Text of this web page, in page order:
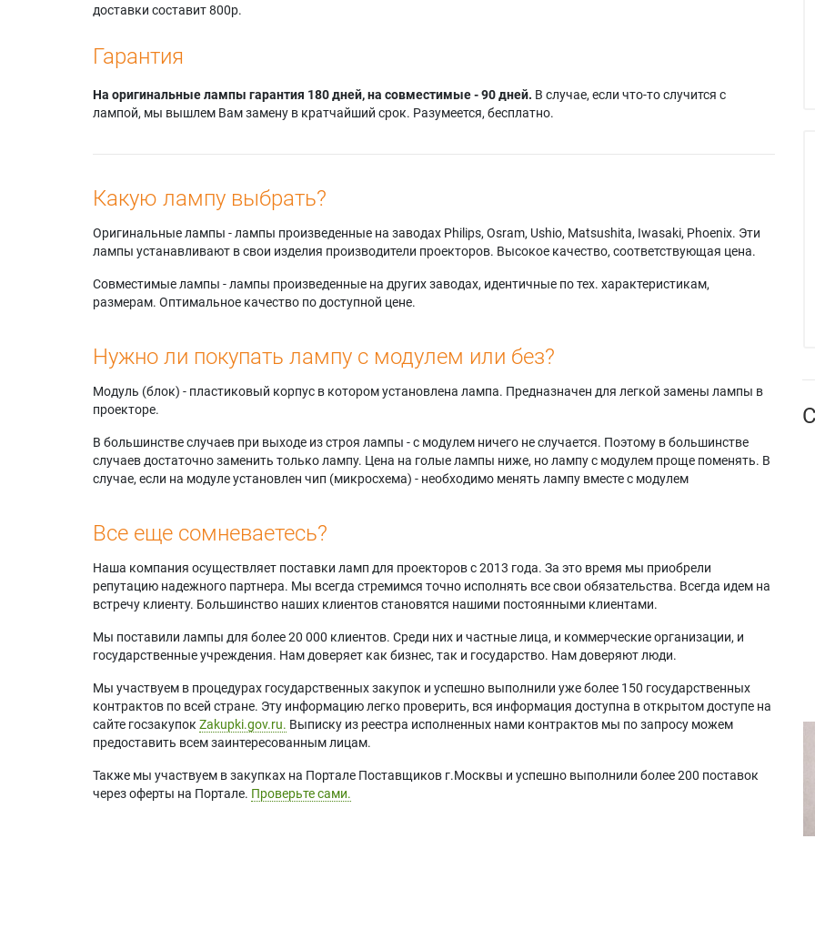
доставки составит 800р.
Гарантия
На оригинальные лампы гарантия 180 дней, на совместимые - 90 дней. В случае, если что-то случится с
лампой, мы вышлем Вам замену в кратчайший срок. Разумеется, бесплатно.
Какую лампу выбрать?
Оригинальные лампы - лампы произведенные на заводах Philips, Osram, Ushio, Matsushita, Iwasaki, Phoenix. Эти
лампы устанавливают в свои изделия производители проекторов. Высокое качество, соответствующая цена.
Совместимые лампы - лампы произведенные на других заводах, идентичные по тех. характеристикам,
размерам. Оптимальное качество по доступной цене.
Нужно ли покупать лампу с модулем или без?
Модуль (блок) - пластиковый корпус в котором установлена лампа. Предназначен для легкой замены лампы в
проекторе.
В большинстве случаев при выходе из строя лампы - с модулем ничего не случается. Поэтому в большинстве
случаев достаточно заменить только лампу. Цена на голые лампы ниже, но лампу с модулем проще поменять. В
случае, если на модуле установлен чип (микросхема) - необходимо менять лампу вместе с модулем
Все еще сомневаетесь?
Наша компания осуществляет поставки ламп для проекторов с 2013 года. За это время мы приобрели
репутацию надежного партнера. Мы всегда стремимся точно исполнять все свои обязательства. Всегда идем на
встречу клиенту. Большинство наших клиентов становятся нашими постоянными клиентами.
Мы поставили лампы для более 20 000 клиентов. Среди них и частные лица, и коммерческие организации, и
государственные учреждения. Нам доверяет как бизнес, так и государство. Нам доверяют люди.
Мы участвуем в процедурах государственных закупок и успешно выполнили уже более 150 государственных
контрактов по всей стране. Эту информацию легко проверить, вся информация доступна в открытом доступе на
сайте госзакупок Zakupki.gov.ru. Выписку из реестра исполненных нами контрактов мы по запросу можем
предоставить всем заинтересованным лицам.
Также мы участвуем в закупках на Портале Поставщиков г.Москвы и успешно выполнили более 200 поставок
через оферты на Портале. Проверьте сами.